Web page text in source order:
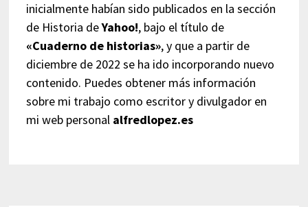
inicialmente habían sido publicados en la sección
de Historia deYahoo!, bajo el título de
«Cuaderno de historias», y que a partir de
diciembre de 2022 se ha ido incorporando nuevo
contenido. Puedes obtener más información
sobre mi trabajo como escritor y divulgador en
mi web personal alfredlopez.es